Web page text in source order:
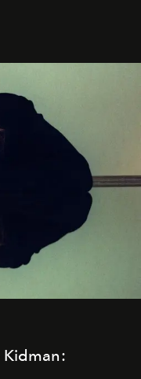
così
Kidman: